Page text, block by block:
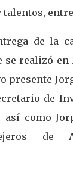
talentos,
de la
se realizó en
presente
de
así como
de